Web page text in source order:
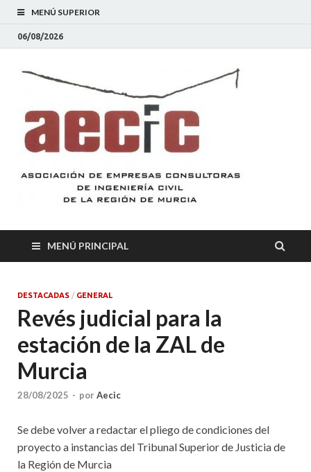
MENÚ SUPERIOR
06/08/2026
MENÚ PRINCIPAL
DESTACADAS / GENERAL
Revés judicial para la
estación de la ZAL de
Murcia
28/08/2025 - por Aecic
Se debe volver a redactar el pliego de condiciones del
proyecto a instancias del Tribunal Superior de Justicia de
la Región de Murcia